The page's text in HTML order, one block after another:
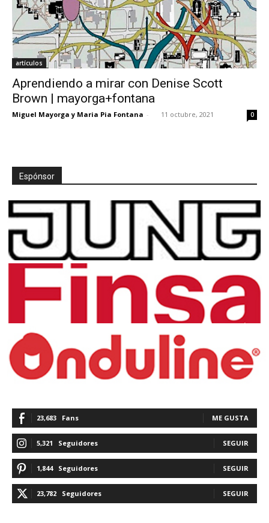
artículos
Aprendiendo a mirar con Denise Scott
Brown | mayorga+fontana
Miguel Mayorga y Maria Pia Fontana - 11 octubre, 2021 0
Espónsor
23,683 Fans ME GUSTA
5,321 Seguidores SEGUIR
1,844 Seguidores SEGUIR
23,782 Seguidores SEGUIR